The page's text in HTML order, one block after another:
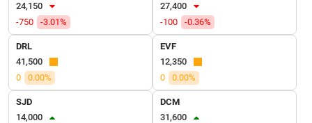
24,150
-750
-3.01%
27,400
-100
-0.36%
DRL
41,500
0
0.00%
EVF
12,350
0
0.00%
SJD
14,000
DCM
31,600
THÔNG
TIỆN
ÍCH